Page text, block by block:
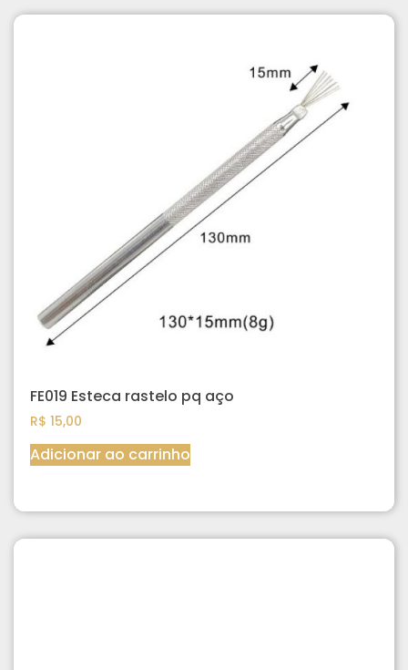
FE019 Esteca rastelo pq aço
R$ 15,00
Adicionar ao carrinho